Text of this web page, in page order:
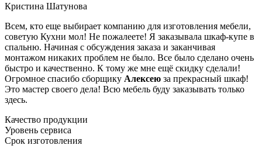
Кристина Шатунова
Всем, кто еще выбирает компанию для изготовления мебели,
советую Кухни мол! Не пожалеете! Я заказывала шкаф-купе в
спальню. Начиная с обсуждения заказа и заканчивая
монтажом никаких проблем не было. Все было сделано очень
быстро и качественно. К тому же мне ещё скидку сделали!
Огромное спасибо сборщику Алексею за прекрасный шкаф!
Это мастер своего дела! Всю мебель буду заказывать только
здесь.
Качество продукции
Уровень сервиса
Срок изготовления